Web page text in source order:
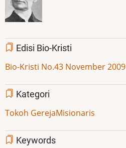
Edisi Bio-Kristi
Bio-Kristi No.43 November 2009
Kategori
Tokoh GerejaMisionaris
Keywords